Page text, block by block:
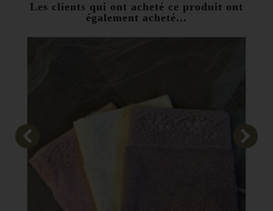
Les clients qui ont acheté ce produit ont
également acheté...